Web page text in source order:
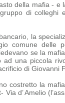
della mafia - e
di colleghi
la
comune delle
se la
ad una piccola
di Giovanni
costretto la
d’ Amelio